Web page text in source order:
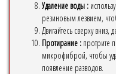
Удаление воды :
резиновым лезвием,
Двигайтесь сверху вниз,
Протирание : протрите
микрофиброй, чтобы
появление разводов.